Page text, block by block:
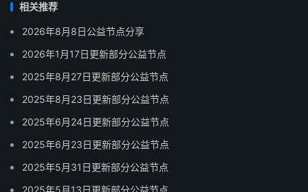
相关推荐
2026年8月8日公益节点分享
2026年1月17日更新部分公益节点
2025年8月27日更新部分公益节点
2025年8月23日更新部分公益节点
2025年6月24日更新部分公益节点
2025年6月23日更新部分公益节点
2025年5月31日更新部分公益节点
2025年5月13日更新部分公益节点